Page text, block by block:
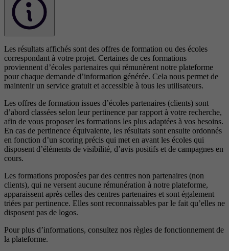
Les résultats affichés sont des offres de formation ou des écoles
correspondant à votre projet. Certaines de ces formations
proviennent d’écoles partenaires qui rémunèrent notre plateforme
pour chaque demande d’information générée. Cela nous permet de
maintenir un service gratuit et accessible à tous les utilisateurs.
Les offres de formation issues d’écoles partenaires (clients) sont
d’abord classées selon leur pertinence par rapport à votre recherche,
afin de vous proposer les formations les plus adaptées à vos besoins.
En cas de pertinence équivalente, les résultats sont ensuite ordonnés
en fonction d’un scoring précis qui met en avant les écoles qui
disposent d’éléments de visibilité, d’avis positifs et de campagnes en
cours.
Les formations proposées par des centres non partenaires (non
clients), qui ne versent aucune rémunération à notre plateforme,
apparaissent après celles des centres partenaires et sont également
triées par pertinence. Elles sont reconnaissables par le fait qu’elles ne
disposent pas de logos.
Pour plus d’informations, consultez nos règles de fonctionnement de
la plateforme.